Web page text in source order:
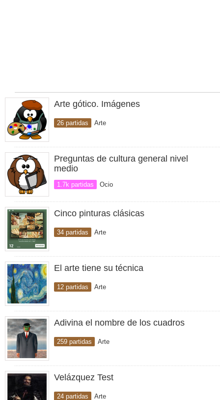
Arte gótico. Imágenes
26 partidas Arte
Preguntas de cultura general nivel
medio
1.7k partidas Ocio
Cinco pinturas clásicas
34 partidas Arte
El arte tiene su técnica
12 partidas Arte
Adivina el nombre de los cuadros
259 partidas Arte
Velázquez Test
24 partidas Arte